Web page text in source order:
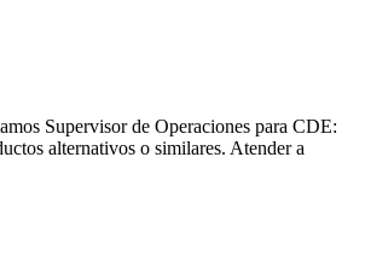
Supervisor de Operaciones para CDE:
alternativos o similares. Atender a